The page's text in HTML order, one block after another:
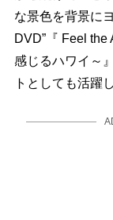
な景色を背景に
DVD”『 Feel
感じるハワイ～
トとしても活躍